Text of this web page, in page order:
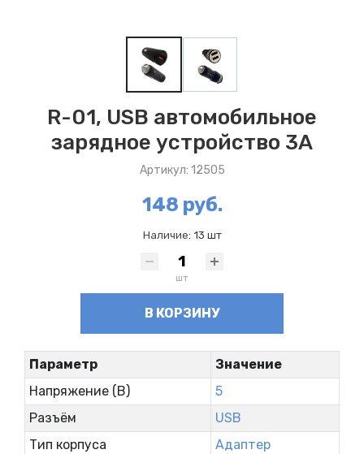
R-01, USB автомобильное
зарядное устройство 3А
Артикул: 12505
148 руб.
Наличие: 13 шт
шт
В КОРЗИНУ
Параметр
Значение
Напряжение (В)
5
Разъём
USB
Тип корпуса
Адаптер